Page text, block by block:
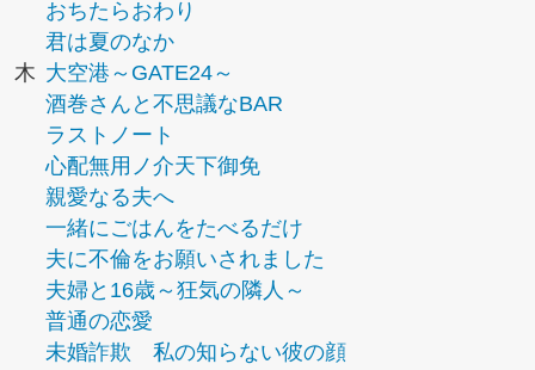
おちたらおわり
君は夏のなか
木 大空港～GATE24～
酒巻さんと不思議なBAR
ラストノート
心配無用ノ介天下御免
親愛なる夫へ
一緒にごはんをたべるだけ
夫に不倫をお願いされました
夫婦と16歳～狂気の隣人～
普通の恋愛
未婚詐欺 私の知らない彼の顔